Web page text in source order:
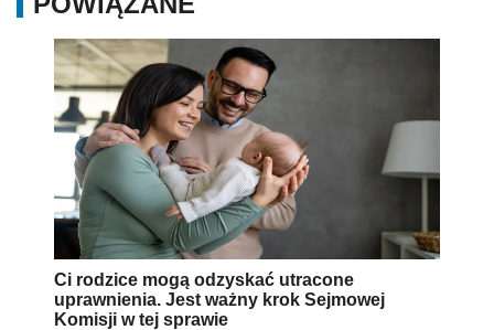
Ci rodzice mogą odzyskać utracone
uprawnienia. Jest ważny krok Sejmowej
Komisji w tej sprawie